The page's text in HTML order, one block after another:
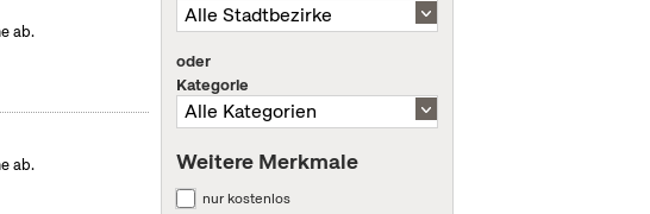
ab.
ab.
oder
Kategorie
Weitere Merkmale
nur kostenlos